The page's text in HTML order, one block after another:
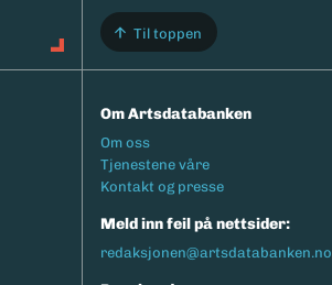
Til toppen
Om Artsdatabanken
Footermeny
Om oss
Tjenestene våre
Kontakt og presse
Meld inn feil på nettsider:
redaksjonen@artsdatabanken.no